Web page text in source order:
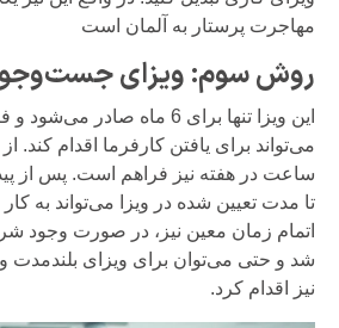
مهاجرت پرستار به آلمان است
روش سوم: ویزای جست‌و‌جوی
این ویزا تنها برای 6 ماه صادر
ساعت در هفته نیز فراهم است. پس از
تا مدت تعیین شده در ویزا می‌تواند به کار
اتمام زمان معین نیز، در صورت وجود
شد و حتی می‌توان برای ویزای بلند‌مدت و
نیز اقدام کرد.